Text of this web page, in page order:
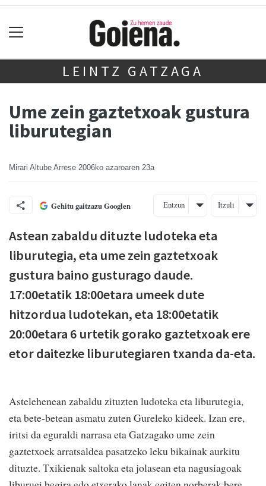
LEINTZ GATZAGA
Ume zein gaztetxoak gustura
liburutegian
Mirari Altube Arrese 2006ko azaroaren 23a
Gehitu gaitzazu Googlen Entzun Itzuli
Astean zabaldu dituzte ludoteka eta
liburutegia, eta ume zein gaztetxoak
gustura baino gusturago daude.
17:00etatik 18:00etara umeek dute
hitzordua ludotekan, eta 18:00etatik
20:00etara 6 urtetik gorako gaztetxoak ere
etor daitezke liburutegiaren txanda da-eta.
Astelehenean zabaldu zituzten ludoteka eta liburutegia,
eta bete-betean asmatu zuten Gureleko kideek. Izan ere,
iritsi da eguraldi narrasa eta Gatzagako ume zein
gaztetxoek arratsaldea pasatzeko leku bikainak aurkitu
dituzte. Txikienak saltoka eta jolasean eta nagusiagoak